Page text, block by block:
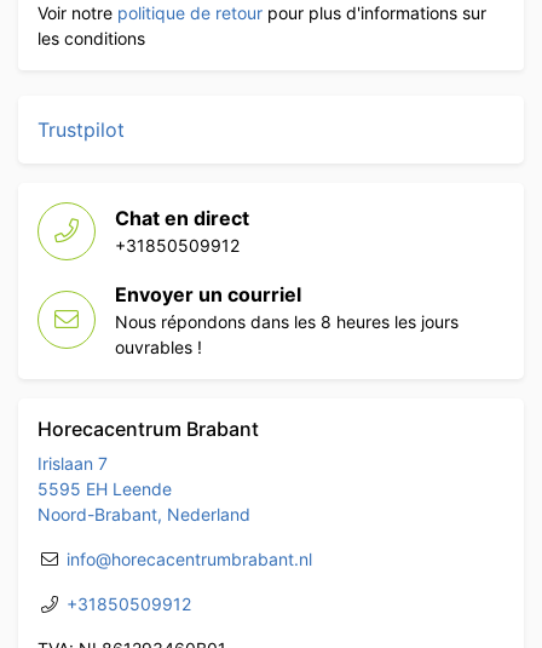
Voir notre politique de retour pour plus d'informations sur
les conditions
Trustpilot
Chat en direct
+31850509912
Envoyer un courriel
Nous répondons dans les 8 heures les jours
ouvrables !
Horecacentrum Brabant
Irislaan 7
5595 EH Leende
Noord-Brabant, Nederland
info@horecacentrumbrabant.nl
+31850509912